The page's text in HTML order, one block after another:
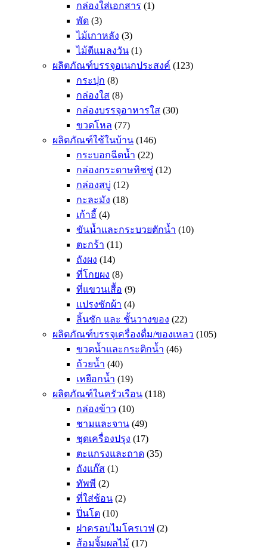
กล่องใส่เอกสาร (1)
พัด (3)
ไม้เกาหลัง (3)
ไม้ตีแมลงวัน (1)
ผลิตภัณฑ์บรรจุอเนกประสงค์ (123)
กระปุก (8)
กล่องใส (8)
กล่องบรรจุอาหารใส (30)
ขวดโหล (77)
ผลิตภัณฑ์ใช้ในบ้าน (146)
กระบอกฉีดน้ำ (22)
กล่องกระดาษทิชชู่ (12)
กล่องสบู่ (12)
กะละมัง (18)
เก้าอี้ (4)
ขันน้ำและกระบวยตักน้ำ (10)
ตะกร้า (11)
ถังผง (14)
ที่โกยผง (8)
ที่แขวนเสื้อ (9)
แปรงซักผ้า (4)
ลิ้นชัก และ ชั้นวางของ (22)
ผลิตภัณฑ์บรรจุเครื่องดื่ม/ของเหลว (105)
ขวดน้ำและกระติกน้ำ (46)
ถ้วยน้ำ (40)
เหยือกน้ำ (19)
ผลิตภัณฑ์ในครัวเรือน (118)
กล่องข้าว (10)
ชามและจาน (49)
ชุดเครื่องปรุง (17)
ตะแกรงและถาด (35)
ถังแก๊ส (1)
ทัพพี (2)
ที่ใส่ช้อน (2)
ปิ่นโต (10)
ฝาครอบไมโครเวฟ (2)
ส้อมจิ้มผลไม้ (17)